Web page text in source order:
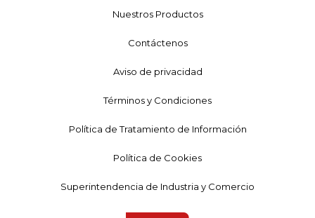
Nuestros Productos
Contáctenos
Aviso de privacidad
Términos y Condiciones
Política de Tratamiento de Información
Política de Cookies
Superintendencia de Industria y Comercio